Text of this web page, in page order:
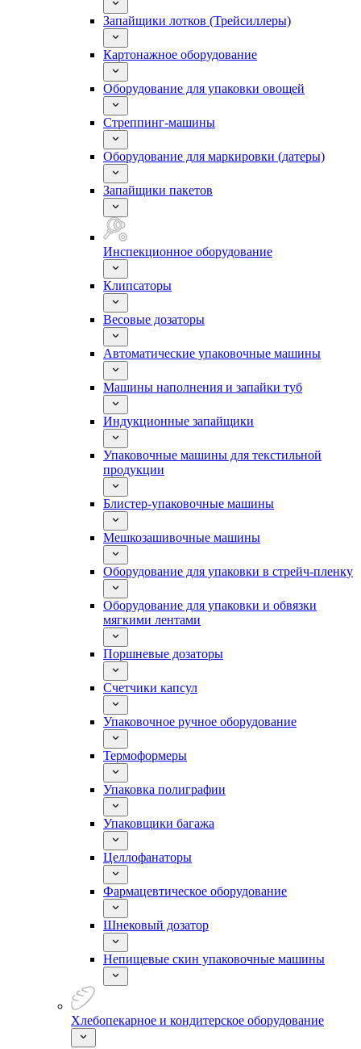
Запайщики лотков (Трейсиллеры)
Картонажное оборудование
Оборудование для упаковки овощей
Стреппинг-машины
Оборудование для маркировки (датеры)
Запайщики пакетов
Инспекционное оборудование
Клипсаторы
Весовые дозаторы
Автоматические упаковочные машины
Машины наполнения и запайки туб
Индукционные запайщики
Упаковочные машины для текстильной
продукции
Блистер-упаковочные машины
Мешкозашивочные машины
Оборудование для упаковки в стрейч-пленку
Оборудование для упаковки и обвязки
мягкими лентами
Поршневые дозаторы
Счетчики капсул
Упаковочное ручное оборудование
Термоформеры
Упаковка полиграфии
Упаковщики багажа
Целлофанаторы
Фармацевтическое оборудование
Шнековый дозатор
Непищевые скин упаковочные машины
Хлебопекарное и кондитерское оборудование